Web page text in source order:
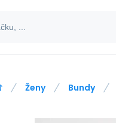
Ženy Bundy